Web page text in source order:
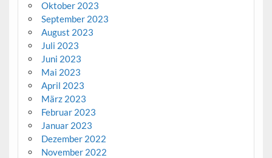
Oktober 2023
September 2023
August 2023
Juli 2023
Juni 2023
Mai 2023
April 2023
März 2023
Februar 2023
Januar 2023
Dezember 2022
November 2022